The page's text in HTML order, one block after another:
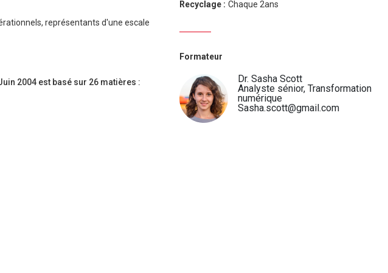
représentants d'une escale
2004 est basé sur 26 matières :
Recyclage : Chaque 2ans
Formateur
Dr. Sasha Scott
Analyste sénior, Transformation
numérique
Sasha.scott@gmail.com